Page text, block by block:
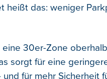
heißt das: weniger
30er-Zone
sorgt für eine
für mehr Sicherheit